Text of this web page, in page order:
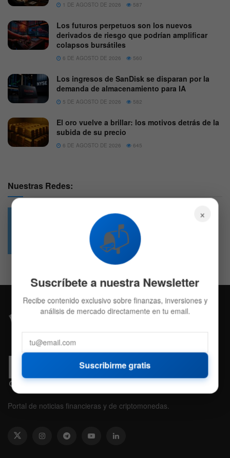
1 DE AGOSTO DE 2026 587
Los futuros perpetuos son los nuevos
derivados de riesgo que podrían amplificar
colapsos bursátiles
6 DE AGOSTO DE 2026 560
Los ingresos de SanDisk se disparan por la
demanda de almacenamiento para IA
5 DE AGOSTO DE 2026 582
El oro vuelve a brillar: los motivos detrás de la
subida de su precio
6 DE AGOSTO DE 2026 645
Nuestras Redes:
4.7k
Followers
Portal de noticias financieras y de criptomonedas.
×
📬
Suscríbete a nuestra Newsletter
Recibe contenido exclusivo sobre finanzas, inversiones y
análisis de mercado directamente en tu email.
Suscribirme gratis